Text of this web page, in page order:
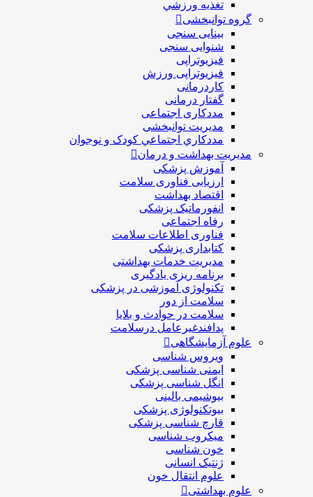
تغذيه ورزشي
گروه توانبخشی
بینایی سنجی
شنوایی سنجی
فیزیوتراپی
فیزیوتراپی ورزش
کاردرمانی
گفتار درمانی
مددکاری اجتماعی
مديريت توانبخشی
مددکاري اجتماعي کودک و نوجوان
مدیریت بهداشت و درمان
آموزش پزشکی
ارزیابی فناوری سلامت
اقتصاد بهداشت
انفورماتیک پزشکی
رفاه اجتماعی
فناوری اطلاعات سلامت
کتابداری پزشکی
مديريت خدمات بهداشتی
برنامه ریزی یادگیری
تکنولوژی آموزشی در پزشکی
سلامت از دور
سلامت در حوادث و بلایا
پدافندغیرعامل درسلامت
علوم آزمایشگاهی
ویروس شناسی
ایمنی شناسی پزشكی
انگل شناسی پزشکی
بیوشیمی بالینی
بیوتکنولوژی پزشکی
قارچ شناسی پزشکی
ميكروب شناسی
خون شناسی
ژنتیک انسانی
علوم انتقال خون
علوم بهداشتی